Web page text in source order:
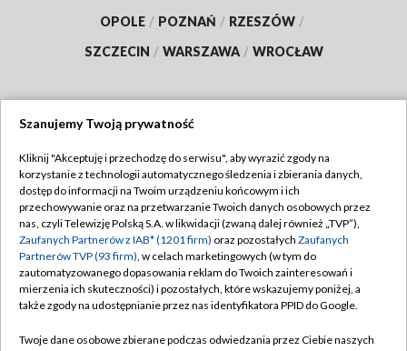
OPOLE / POZNAŃ / RZESZÓW /
SZCZECIN / WARSZAWA / WROCŁAW
TVP
Abonament TVP
Emisja w TVP
Centrum informacji TVP
Naziemna Telewizja Cyfrowa
Regulamin TVP
Polityka prywatności
Moje zgody
Pomoc
Szanujemy Twoją prywatność
Kliknij "Akceptuję i przechodzę do serwisu", aby wyrazić zgody na
korzystanie z technologii automatycznego śledzenia i zbierania danych,
dostęp do informacji na Twoim urządzeniu końcowym i ich
przechowywanie oraz na przetwarzanie Twoich danych osobowych przez
nas, czyli Telewizję Polską S.A. w likwidacji (zwaną dalej również „TVP”),
Zaufanych Partnerów z IAB* (1201 firm) oraz pozostałych Zaufanych
Partnerów TVP (93 firm), w celach marketingowych (w tym do
zautomatyzowanego dopasowania reklam do Twoich zainteresowań i
mierzenia ich skuteczności) i pozostałych, które wskazujemy poniżej, a
także zgody na udostępnianie przez nas identyfikatora PPID do Google.
Twoje dane osobowe zbierane podczas odwiedzania przez Ciebie naszych